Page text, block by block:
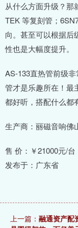
从什么方面升级？那
TEK 等复刻管；
向。甚至可以根据后
性也是大幅度提升。
AS-133直热管前级
管才是乐趣所在！最
都好听，搭配什么都
生产商：丽磁音响佛
售 价：￥21000元/台
发布于：广东省
上一篇： 融通资产配